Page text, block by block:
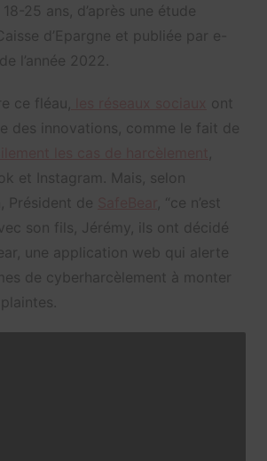
25 ans, d’après une étude
d’Epargne et publiée par e-
l’année 2022.
ce fléau,
ont
des innovations, comme le fait de
et Instagram. Mais, selon
Président de
, “ce n’est
son fils, Jérémy, ils ont décidé
une application web qui alerte
de cyberharcèlement à monter